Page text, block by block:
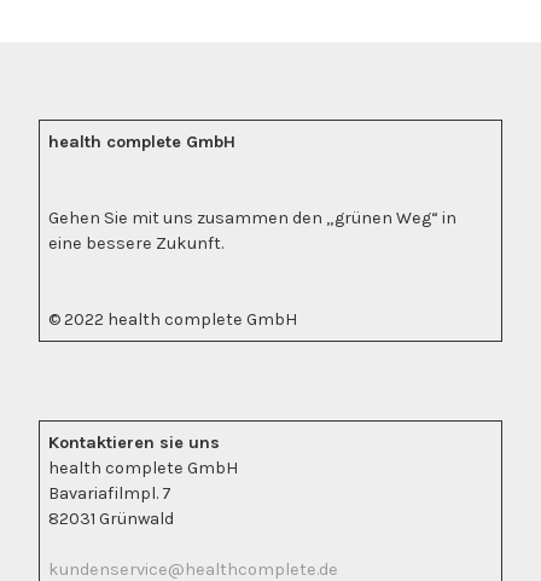
health complete GmbH
Gehen Sie mit uns zusammen den „grünen Weg“ in
eine bessere Zukunft.
© 2022 health complete GmbH
Kontaktieren sie uns
health complete GmbH
Bavariafilmpl. 7
82031 Grünwald
kundenservice@healthcomplete.de